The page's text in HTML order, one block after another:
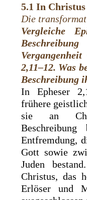
5.1 In
Die
Vergleiche
2,11–12. Was
Beschreibung
In Epheser
frühere
sie an
Entfremdung,
Gott sowie
Juden
Christus, das
Erlöser und